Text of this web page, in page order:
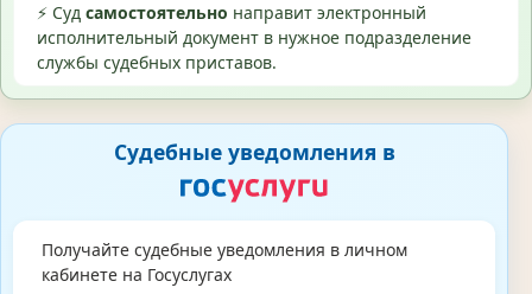
⚡ Суд самостоятельно направит электронный
исполнительный документ в нужное подразделение
службы судебных приставов.
Судебные уведомления в
Получайте судебные уведомления в личном
кабинете на Госуслугах